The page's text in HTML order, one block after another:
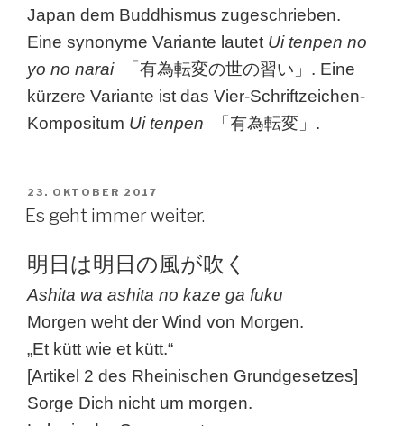
Japan dem Buddhismus zugeschrieben.
Eine synonyme Variante lautet Ui tenpen no
yo no narai「有為転変の世の習い」. Eine
kürzere Variante ist das Vier-Schriftzeichen-
Kompositum Ui tenpen 「有為転変」.
VERÖFFENTLICHT
AM
23. OKTOBER 2017
Es geht immer weiter.
明日は明日の風が吹く
Ashita wa ashita no kaze ga fuku
Morgen weht der Wind von Morgen.
„Et kütt wie et kütt.“
[Artikel 2 des Rheinischen Grundgesetzes]
Sorge Dich nicht um morgen.